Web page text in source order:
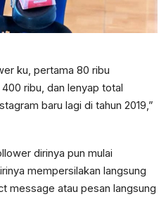
ku, pertama 80 ribu
ribu, dan lenyap total
baru lagi di tahun 2019,”
dirinya pun mulai
mempersilakan langsung
message atau pesan langsung